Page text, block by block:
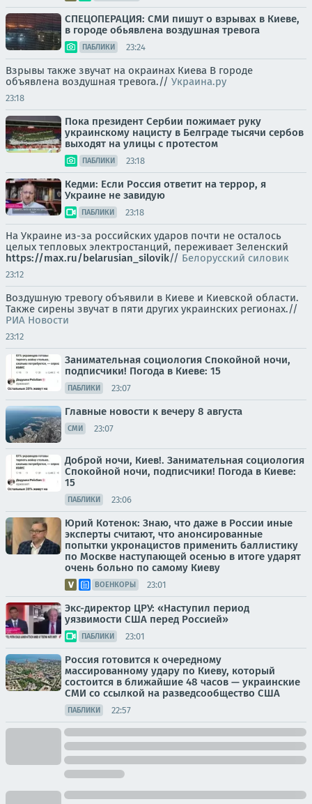
СПЕЦОПЕРАЦИЯ: СМИ пишут о взрывах в Киеве,
в городе обьявлена воздушная тревога
ПАБЛИКИ 23:24
Взрывы также звучат на окраинах Киева В городе
объявлена воздушная тревога.// Украина.ру
23:18
Пока президент Сербии пожимает руку
украинскому нацисту в Белграде тысячи сербов
выходят на улицы с протестом
ПАБЛИКИ 23:18
Кедми: Если Россия ответит на террор, я
Украине не завидую
ПАБЛИКИ 23:18
На Украине из-за российских ударов почти не осталось
целых тепловых электростанций, переживает Зеленский
https://max.ru/belarusian_silovik// Белорусский силовик
23:12
Воздушную тревогу объявили в Киеве и Киевской области.
Также сирены звучат в пяти других украинских регионах.//
РИА Новости
23:12
Занимательная социология Спокойной ночи,
подписчики! Погода в Киеве: 15
ПАБЛИКИ 23:07
Главные новости к вечеру 8 августа
СМИ 23:07
Доброй ночи, Киев!. Занимательная социология
Спокойной ночи, подписчики! Погода в Киеве:
15
ПАБЛИКИ 23:06
Юрий Котенок: Знаю, что даже в России иные
эксперты считают, что анонсированные
попытки укронацистов применить баллистику
по Москве наступающей осенью в итоге ударят
очень больно по самому Киеву
ВОЕНКОРЫ 23:01
Экс-директор ЦРУ: «Наступил период
уязвимости США перед Россией»
ПАБЛИКИ 23:01
Россия готовится к очередному
массированному удару по Киеву, который
состоится в ближайшие 48 часов — украинские
СМИ со ссылкой на разведсообщество США
ПАБЛИКИ 22:57